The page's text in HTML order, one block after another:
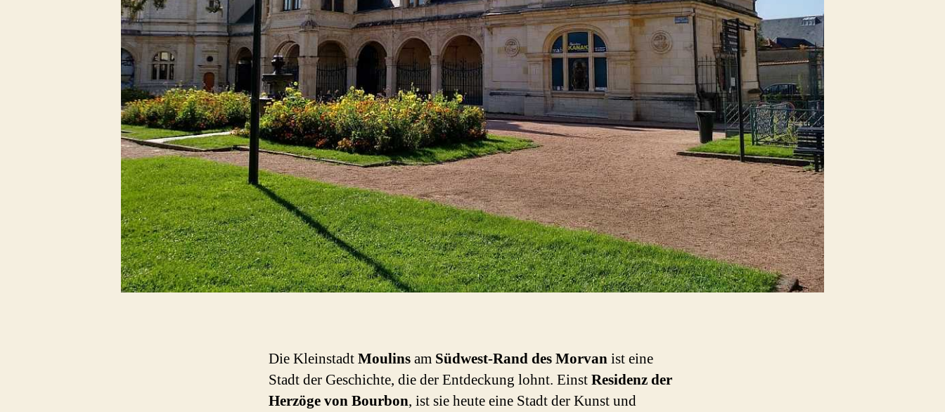
Die KleinstadtMoulinsam Südwest-Rand des Morvanist eine
Stadt der Geschichte, die der Entdeckung lohnt. EinstResidenz der
Herzöge von Bourbon, ist sie heute eine Stadt der Kunst und